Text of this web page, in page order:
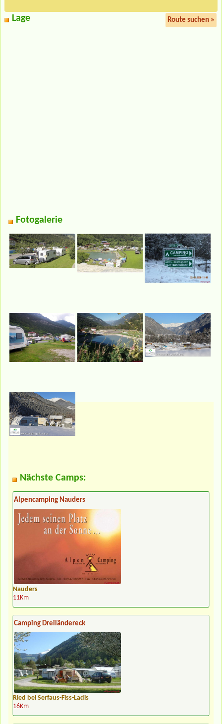
Lage Route suchen »
Fotogalerie
Nächste Camps:
Alpencamping Nauders
Nauders
11Km
Camping Dreiländereck
Ried bei Serfaus-Fiss-Ladis
16Km